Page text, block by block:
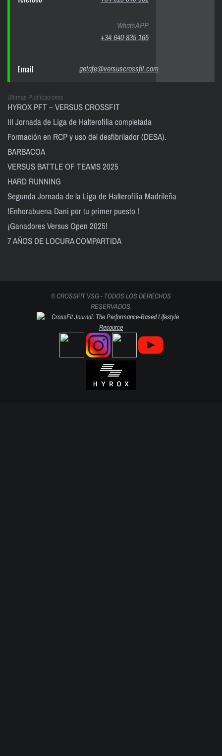
WhatsAPP
+34 640 835 165
Email getafe@versuscrossfit.com
Últimas Publicaciones
HYROX PFT – VERSUS CROSSFIT
III Jornada de Liga de Halterofilia completada
Formación en RCP y uso del desfibrilador (DESA).
BARBACOA
VERSUS BATTLE OF TEAMS 2025
HARD RUNNING
Segunda Jornada de la Liga de Halterofilia Madrileña
!Enhorabuena Dani por tu primer puesto !
¡Ganadores Versus Open 2025!
7 AÑOS DE LOCURA COMPARTIDA
© CROSSFIT VSG - TODOS LOS DERECHOS
RESERVADOS.